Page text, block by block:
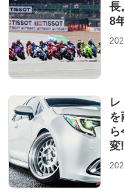
長
8
レ
を
ら
変